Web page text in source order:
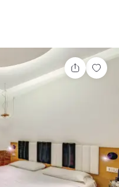
Teilen